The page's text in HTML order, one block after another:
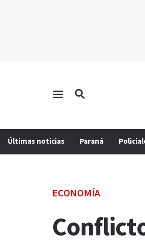
Últimas noticias Paraná
ECONOMÍA